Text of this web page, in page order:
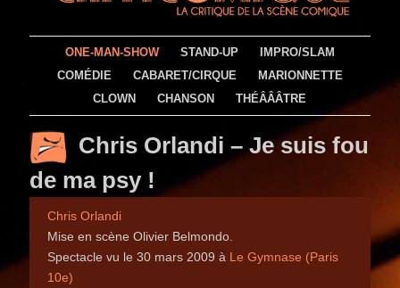
ONE-MAN-SHOW STAND-UP
IMPRO/SLAM
COMÉDIE
CABARET/CIRQUE
MARIONNETTE
CLOWN
CHANSON THÉÂÂÂTRE
Chris Orlandi – Je suis fou
de ma psy !
Chris Orlandi
Mise en scène Olivier Belmondo.
Spectacle vu le 30 mars 2009 à Le Gymnase (Paris
10e)